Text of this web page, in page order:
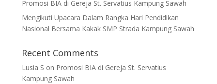
Promosi BIA di Gereja St. Servatius Kampung Sawah
Mengikuti Upacara Dalam Rangka Hari Pendidikan
Nasional Bersama Kakak SMP Strada Kampung Sawah
Recent Comments
Lusia S on Promosi BIA di Gereja St. Servatius
Kampung Sawah